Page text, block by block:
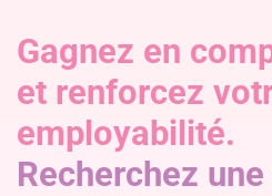
Gagnez en
et renforcez
employabilité.
Recherchez